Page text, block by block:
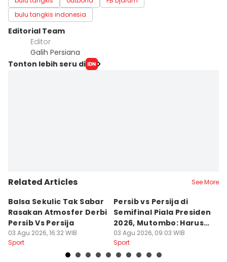
bulu tangkis indonesia
Editorial Team
Editor
Galih Persiana
Tonton lebih seru di
Related Articles See More
Balsa Sekulic Tak Sabar
Rasakan Atmosfer Derbi
Persib Vs Persija
03 Agu 2026, 16:32 WIB
Sport
Persib vs Persija di
Semifinal Piala Presiden
2026, Mutombo: Harus
Menang
03 Agu 2026, 09:03 WIB
Sport